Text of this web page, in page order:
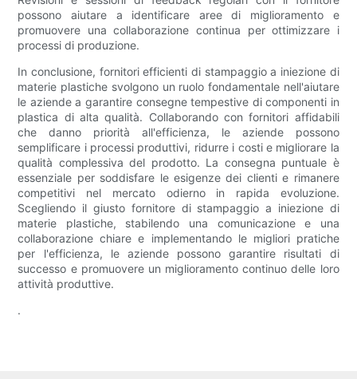
possono aiutare a identificare aree di miglioramento e
promuovere una collaborazione continua per ottimizzare i
processi di produzione.
In conclusione, fornitori efficienti di stampaggio a iniezione di
materie plastiche svolgono un ruolo fondamentale nell'aiutare
le aziende a garantire consegne tempestive di componenti in
plastica di alta qualità. Collaborando con fornitori affidabili
che danno priorità all'efficienza, le aziende possono
semplificare i processi produttivi, ridurre i costi e migliorare la
qualità complessiva del prodotto. La consegna puntuale è
essenziale per soddisfare le esigenze dei clienti e rimanere
competitivi nel mercato odierno in rapida evoluzione.
Scegliendo il giusto fornitore di stampaggio a iniezione di
materie plastiche, stabilendo una comunicazione e una
collaborazione chiare e implementando le migliori pratiche
per l'efficienza, le aziende possono garantire risultati di
successo e promuovere un miglioramento continuo delle loro
attività produttive.
.